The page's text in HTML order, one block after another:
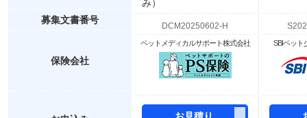
募集文書番号
保険会社
み）
ペットメディカルサポート株式会社 SBIペット